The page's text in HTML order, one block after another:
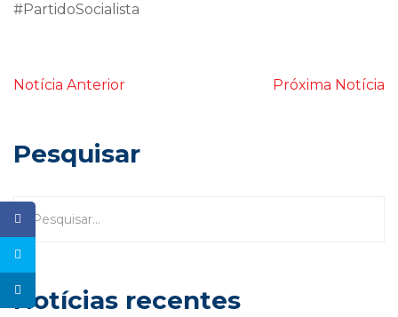
#PartidoSocialista
Notícia Anterior Próxima Notícia
Pesquisar
Notícias recentes